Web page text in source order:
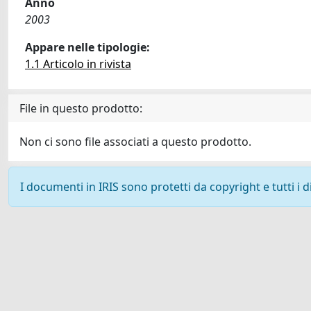
2003
Appare nelle tipologie:
1.1 Articolo in rivista
File in questo prodotto:
Non ci sono file associati a questo prodotto.
I documenti in IRIS sono protetti da copyright e tutti i